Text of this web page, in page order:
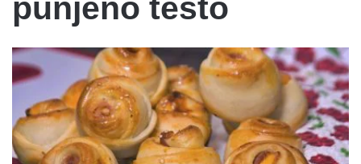
punjeno testo